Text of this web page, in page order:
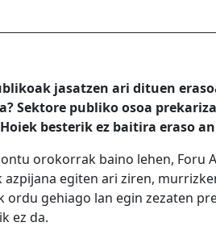
jasatzen ari dituen
Sektore publiko osoa
besterik ez baitira eraso
orokorrak baino lehen, Foru
egiten ari ziren,
ordu gehiago lan egin zezaten
ez da.